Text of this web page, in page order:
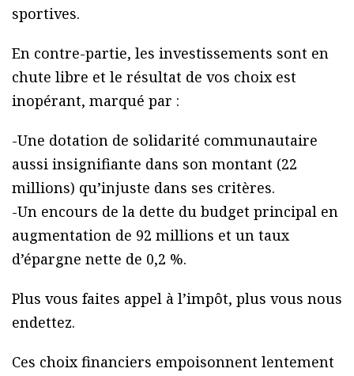
sportives.
En contre-partie, les investissements sont en
chute libre et le résultat de vos choix est
inopérant, marqué par :
-Une dotation de solidarité communautaire
aussi insignifiante dans son montant (22
millions) qu’injuste dans ses critères.
-Un encours de la dette du budget principal en
augmentation de 92 millions et un taux
d’épargne nette de 0,2 %.
Plus vous faites appel à l’impôt, plus vous nous
endettez.
Ces choix financiers empoisonnent lentement